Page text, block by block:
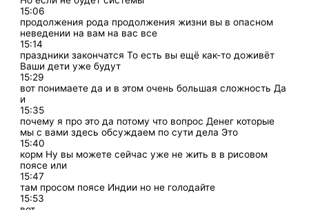
15:06
продолжения рода продолжения жизни вы в опасном
неведении на вам на вас все
15:14
праздники закончатся То есть вы ещё как-то доживёт
Ваши дети уже будут
15:29
вот понимаете да и в этом очень большая сложность Да
и
15:35
почему я про это да потому что вопрос Денег которые
мы с вами здесь обсуждаем по сути дела Это
15:40
корм Ну вы можете сейчас уже не жить в в рисовом
поясе или
15:47
там просом поясе Индии но не голодайте
15:53